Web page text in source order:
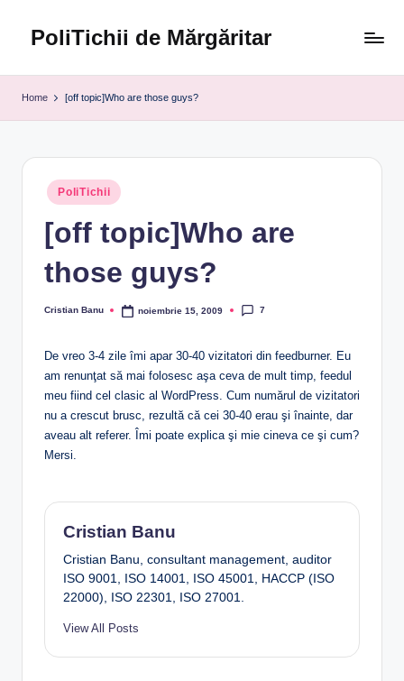
PoliTichii de Mărgăritar
Home [off topic]Who are those guys?
Posted
in
PoliTichii
[off topic]Who are
those guys?
Posted
Cristian Banu noiembrie 15, 2009 7
De vreo 3-4 zile îmi apar 30-40 vizitatori din feedburner. Eu
am renunţat să mai folosesc aşa ceva de mult timp, feedul
meu fiind cel clasic al WordPress. Cum numărul de vizitatori
nu a crescut brusc, rezultă că cei 30-40 erau şi înainte, dar
aveau alt referer. Îmi poate explica şi mie cineva ce şi cum?
Mersi.
Cristian Banu
Cristian Banu, consultant management, auditor
ISO 9001, ISO 14001, ISO 45001, HACCP (ISO
22000), ISO 22301, ISO 27001.
View All Posts